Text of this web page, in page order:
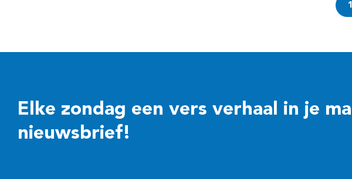
1
Elke zondag een vers verhaal in je
nieuwsbrief!